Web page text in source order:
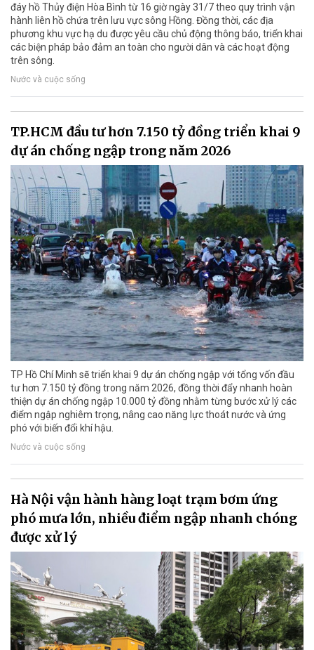
đáy hồ Thủy điện Hòa Bình từ 16 giờ ngày 31/7 theo quy trình vận
hành liên hồ chứa trên lưu vực sông Hồng. Đồng thời, các địa
phương khu vực hạ du được yêu cầu chủ động thông báo, triển khai
các biện pháp bảo đảm an toàn cho người dân và các hoạt động
trên sông.
Nước và cuộc sống
TP.HCM đầu tư hơn 7.150 tỷ đồng triển khai 9
dự án chống ngập trong năm 2026
TP Hồ Chí Minh sẽ triển khai 9 dự án chống ngập với tổng vốn đầu
tư hơn 7.150 tỷ đồng trong năm 2026, đồng thời đẩy nhanh hoàn
thiện dự án chống ngập 10.000 tỷ đồng nhằm từng bước xử lý các
điểm ngập nghiêm trọng, nâng cao năng lực thoát nước và ứng
phó với biến đổi khí hậu.
Nước và cuộc sống
Hà Nội vận hành hàng loạt trạm bơm ứng
phó mưa lớn, nhiều điểm ngập nhanh chóng
được xử lý